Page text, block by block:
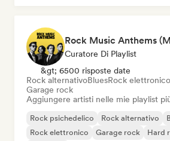
Rock Music Anthems
Curatore Di Playlist
&gt; 6500 risposte date
Rock alternativoBluesRock elettronico
Garage rock
Aggiungere artisti nelle mie playlist
Rock psichedelico Rock alternativo
Rock elettronico
Garage rock Hard